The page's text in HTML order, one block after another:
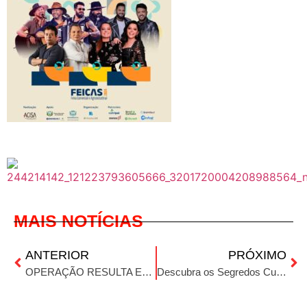
MAIS NOTÍCIAS
ANTERIOR
OPERAÇÃO RESULTA EM PRISÕES E APREENSÕES
PRÓXIMO
Descubra os Segredos Culinários do Sushi Itiban: Uma Viagem de Sabores Japoneses.